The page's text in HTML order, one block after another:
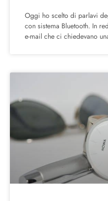
Oggi ho scelto di parlavi
con sistema Bluetooth. In
e-mail che ci chiedevano